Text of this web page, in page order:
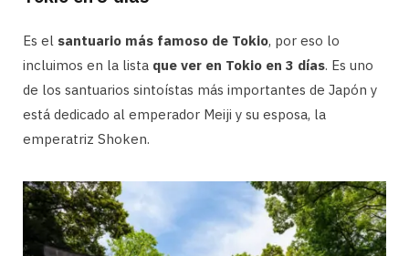
Es el santuario más famoso de Tokio, por eso lo
incluimos en la lista que ver en Tokio en 3 días. Es uno
de los santuarios sintoístas más importantes de Japón y
está dedicado al emperador Meiji y su esposa, la
emperatriz Shoken.